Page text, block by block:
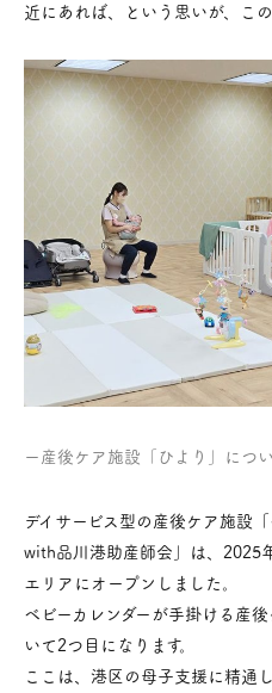
近にあれば、という思いが、こ
ー産後ケア施設「ひより」につ
デイサービス型の産後ケア施設
with品川港助産師会」は、2025
エリアにオープンしました。
ベビーカレンダーが手掛ける産
いて2つ目になります。
ここは、港区の母子支援に精通